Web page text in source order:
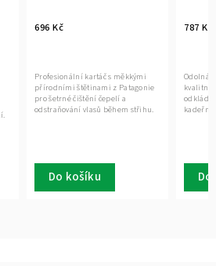
696 Kč
Do košíku
Profesionální kartáč s měkkými
přírodními štětinami z Patagonie
pro šetrné čištění čepelí a
odstraňování vlasů během střihu.
787 Kč
Odolná,